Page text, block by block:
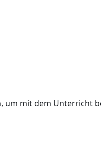
um mit dem Unterricht